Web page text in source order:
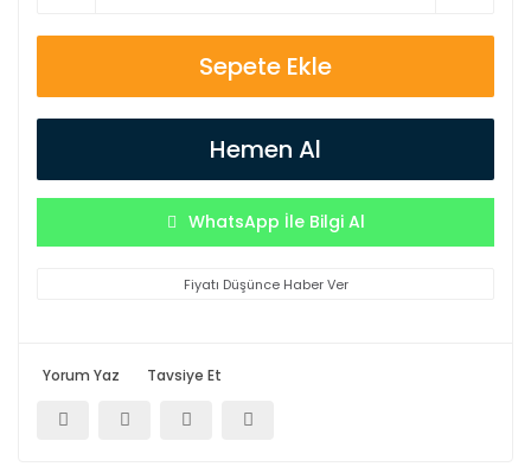
Sepete Ekle
Hemen Al
WhatsApp İle Bilgi Al
Fiyatı Düşünce Haber Ver
Yorum Yaz Tavsiye Et